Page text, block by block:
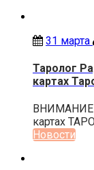
31 марта
Таролог
картах
ВНИМАНИЕ!
картах
Новости